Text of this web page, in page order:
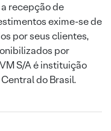
recepção de
exime-se de
por seus clientes,
por
S/A é instituição
do Brasil.